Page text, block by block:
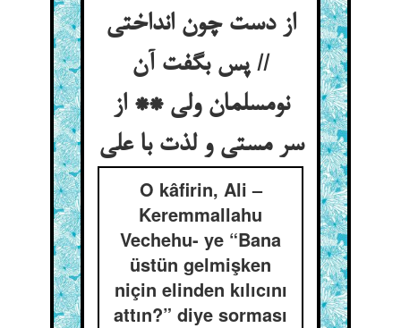
از دست چون انداختی
// پس بگفت آن
نومسلمان ولی ** از
سر مستی و لذت با علی
O kâfirin, Ali –
Keremmallahu
Vechehu- ye “Bana
üstün gelmişken
niçin elinden kılıcını
attın?” diye sorması